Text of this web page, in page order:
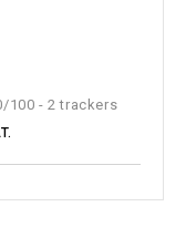
100 - 2 trackers